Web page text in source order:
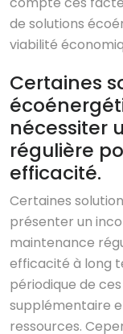
de solutions
viabilité
Certaines
nécessiter
régulière
efficacité.
Certaines
présenter un
maintenance
efficacité à long
périodique de
supplémentaire
ressources.